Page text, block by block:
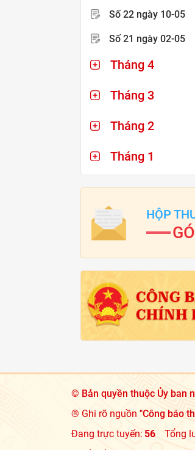
Số 22 ngày 10-05
Số 21 ngày 02-05
Tháng 4
Tháng 3
Tháng 2
Tháng 1
HỘP
© Bản quyền thuộc Ủy ban
® Ghi rõ nguồn "Công báo
Đang trực tuyến: 56 Tổng